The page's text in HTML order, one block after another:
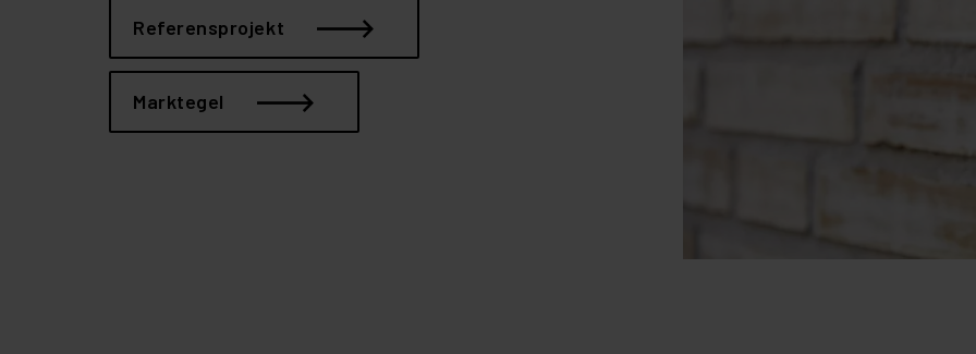
Referensprojekt
Marktegel